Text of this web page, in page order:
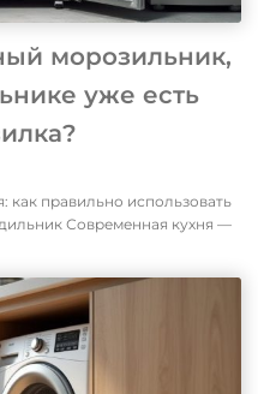
морозильник,
уже есть
правильно использовать
Современная кухня —